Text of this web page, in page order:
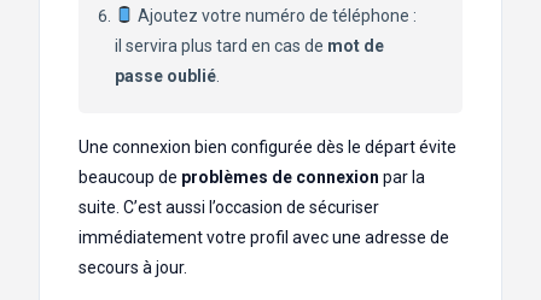
Ajoutez votre numéro de téléphone :
il servira plus tard en cas de mot de
passe oublié
Une connexion bien configurée dès le départ évite
beaucoup de problèmes de connexion par la
suite. C’est aussi l’occasion de sécuriser
immédiatement votre profil avec une adresse de
secours à jour.